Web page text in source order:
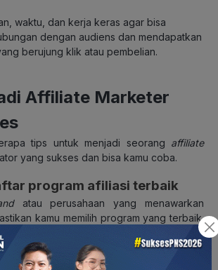
waktu, dan kerja keras agar bisa
dengan audiens dan mendapatkan
berujung klik atau pembelian.
Affiliate Marketer
tips untuk menjadi seorang affiliate
yang sukses dan bisa kamu coba.
program afiliasi terbaik
atau perusahaan yang menawarkan
kamu memilih program yang terbaik.
produk yang mereka tawarkan
audiens kamu, persentase komisi yang
komisi, dan detail lainnya. Setiap